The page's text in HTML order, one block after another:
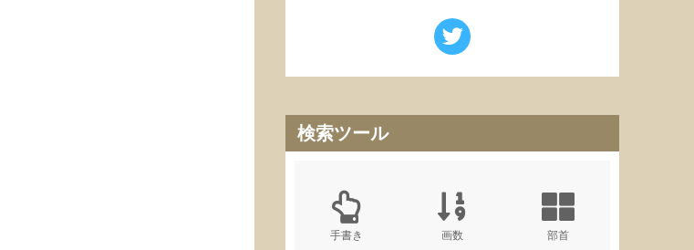
検索ツール
手書き 画数 部首